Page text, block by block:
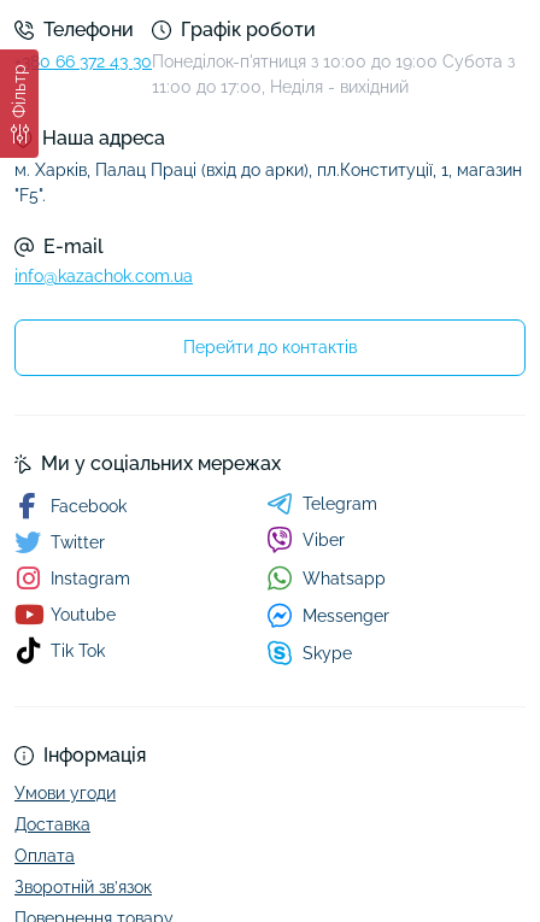
Фільтр
Телефони
+380 66 372 43 30
Графік роботи
Понеділок-п'ятниця з 10:00 до 19:00 Субота з
11:00 до 17:00, Неділя - вихідний
Наша адреса
м. Харків, Палац Праці (вхід до арки), пл.Конституції, 1, магазин
"F5".
E-mail
info@kazachok.com.ua
Перейти до контактів
Інформація
Умови угоди
Доставка
Оплата
Зворотній зв’язок
Ми у соціальних мережах
Facebook
Twitter
Instagram
Youtube
Tik Tok
Telegram
Viber
Whatsapp
Messenger
Skype